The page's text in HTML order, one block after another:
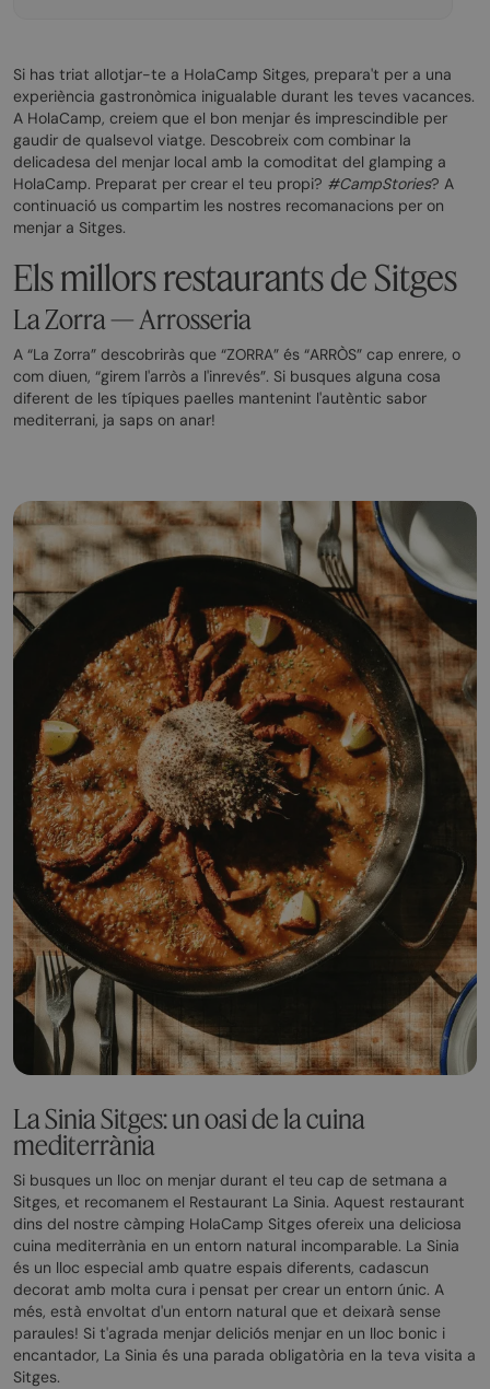
Si has triat allotjar-te a HolaCamp Sitges, prepara't per a una
experiència gastronòmica inigualable durant les teves vacances.
A HolaCamp, creiem que el bon menjar és imprescindible per
gaudir de qualsevol viatge. Descobreix com combinar la
delicadesa del menjar local amb la comoditat del glamping a
HolaCamp. Preparat per crear el teu propi? #CampStories? A
continuació us compartim les nostres recomanacions per on
menjar a Sitges.
Els millors restaurants de Sitges
La Zorra — Arrosseria
A “La Zorra” descobriràs que “ZORRA” és “ARRÒS” cap enrere, o
com diuen, “girem l'arròs a l'inrevés”. Si busques alguna cosa
diferent de les típiques paelles mantenint l'autèntic sabor
mediterrani, ja saps on anar!
La Sinia Sitges: un oasi de la cuina
mediterrània
Si busques un lloc on menjar durant el teu cap de setmana a
Sitges, et recomanem el Restaurant La Sinia. Aquest restaurant
dins del nostre càmping HolaCamp Sitges ofereix una deliciosa
cuina mediterrània en un entorn natural incomparable. La Sinia
és un lloc especial amb quatre espais diferents, cadascun
decorat amb molta cura i pensat per crear un entorn únic. A
més, està envoltat d'un entorn natural que et deixarà sense
paraules! Si t'agrada menjar deliciós menjar en un lloc bonic i
encantador, La Sinia és una parada obligatòria en la teva visita a
Sitges.